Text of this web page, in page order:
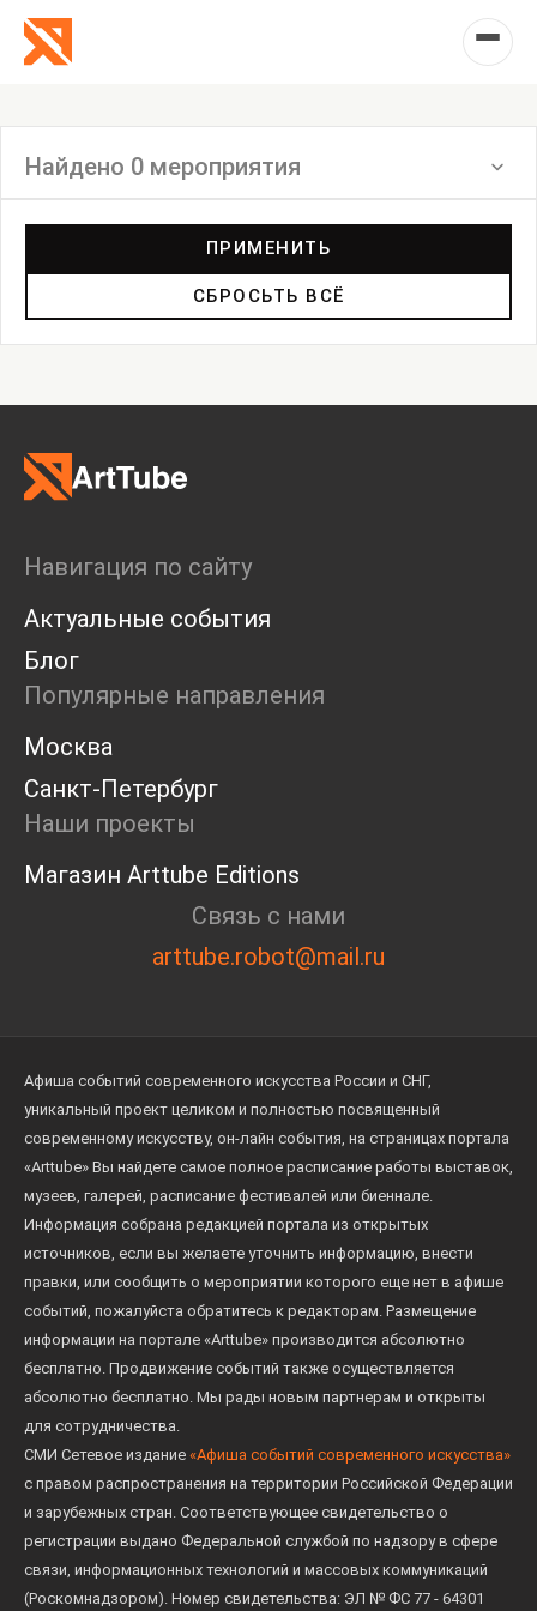
Найдено 0 мероприятия
Дискуссия
Пост-релиз
Пресс-конференция
Ярмарка
Open call
Экскурсия
Дискуссия
Cosmoscow 2024
Blazar 2024
Встречи
Круглый стол
ПРИМЕНИТЬ
СБРОСЬТЬ ВСЁ
Навигация по сайту
Актуальные события
Блог
Популярные направления
Москва
Санкт-Петербург
Наши проекты
Магазин Arttube Editions
Связь с нами
arttube.robot@mail.ru
Афиша событий современного искусства России и СНГ,
уникальный проект целиком и полностью посвященный
современному искусству, он-лайн события, на страницах портала
«Arttube» Вы найдете самое полное расписание работы выставок,
музеев, галерей, расписание фестивалей или биеннале.
Информация собрана редакцией портала из открытых
источников, если вы желаете уточнить информацию, внести
правки, или сообщить о мероприятии которого еще нет в афише
событий, пожалуйста обратитесь к редакторам. Размещение
информации на портале «Arttube» производится абсолютно
бесплатно. Продвижение событий также осуществляется
абсолютно бесплатно. Мы рады новым партнерам и открыты
для сотрудничества.
СМИ Сетевое издание «Афиша событий современного искусства»
с правом распространения на территории Российской Федерации
и зарубежных стран. Соответствующее свидетельство о
регистрации выдано Федеральной службой по надзору в сфере
связи, информационных технологий и массовых коммуникаций
(Роскомнадзором). Номер свидетельства: ЭЛ № ФС 77 - 64301